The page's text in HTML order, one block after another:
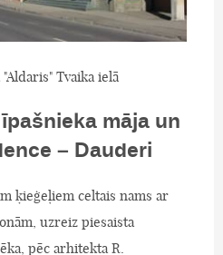
Tvaika ielā
māja un
– Dauderi
ķieģeļiem celtais nams ar
uzreiz piesaista
pēc arhitekta R.